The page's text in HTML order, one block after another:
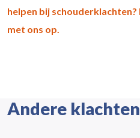
helpen bij schouderklachten?
met ons op.
Andere